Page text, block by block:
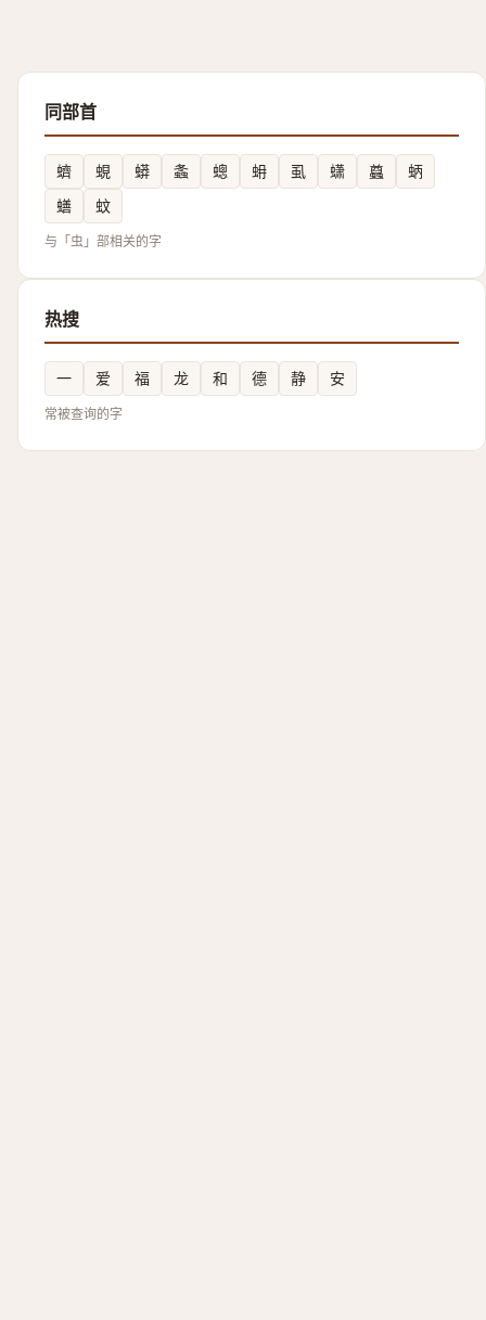
同部首
蠐 蜆 蟒 螽 蟌 蚦 虱 蟏 蠤
蛃
蟮
蚊
与「虫」部相关的字
热搜
一 爱 福 龙 和 德 静 安
常被查询的字